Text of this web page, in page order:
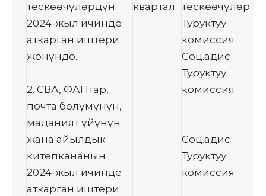
тескөөчүлөрдүн
2024-жыл ичинде
аткарган иштери
жөнүндө.
2. СВА, ФАПтар,
почта бөлүмүнүн,
маданият үйүнүн
жана айылдык
китепкананын
2024-жыл ичинде
аткарган иштери
квартал
тескөөчүлөр
Туруктуу
комиссия
Соц.адис
Туруктуу
комиссия
Соц.адис
Туруктуу
комиссия